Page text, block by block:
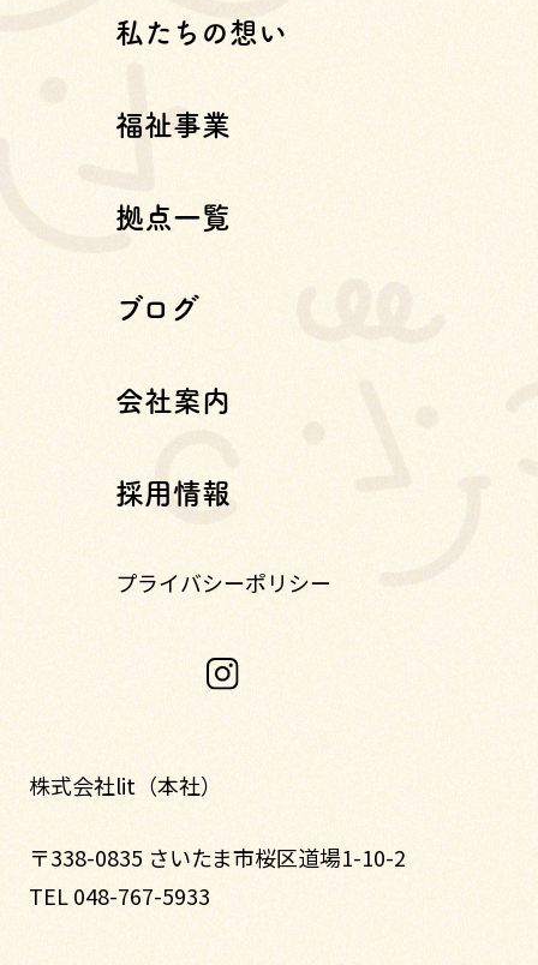
私たちの想い
福祉事業
拠点一覧
ブログ
会社案内
採用情報
プライバシーポリシー
株式会社lit（本社）
〒338-0835 さいたま市桜区道場1-10-2
TEL 048-767-5933